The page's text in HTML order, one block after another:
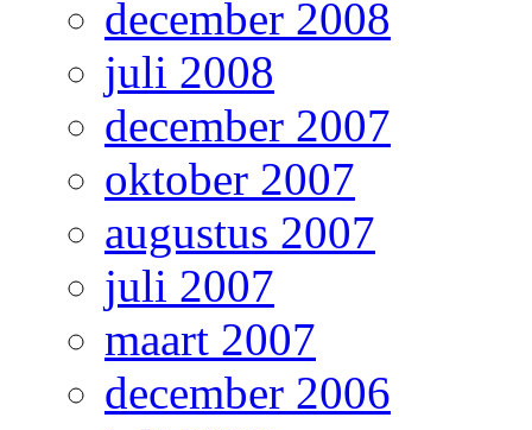
december 2008
juli 2008
december 2007
oktober 2007
augustus 2007
juli 2007
maart 2007
december 2006